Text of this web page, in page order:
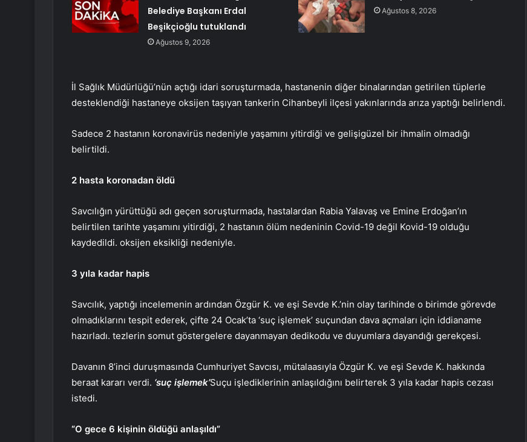
Belediye Başkanı Erdal
Beşikçioğlu tutuklandı
Ağustos 9, 2026
Ağustos 8, 2026
İl Sağlık Müdürlüğü’nün açtığı idari soruşturmada, hastanenin diğer binalarından getirilen tüplerle
desteklendiği hastaneye oksijen taşıyan tankerin Cihanbeyli ilçesi yakınlarında arıza yaptığı belirlendi.
Sadece 2 hastanın koronavirüs nedeniyle yaşamını yitirdiği ve gelişigüzel bir ihmalin olmadığı
belirtildi.
2 hasta koronadan öldü
Savcılığın yürüttüğü adı geçen soruşturmada, hastalardan Rabia Yalavaş ve Emine Erdoğan’ın
belirtilen tarihte yaşamını yitirdiği, 2 hastanın ölüm nedeninin Covid-19 değil Kovid-19 olduğu
kaydedildi. oksijen eksikliği nedeniyle.
3 yıla kadar hapis
Savcılık, yaptığı incelemenin ardından Özgür K. ve eşi Sevde K.’nin olay tarihinde o birimde görevde
olmadıklarını tespit ederek, çifte 24 Ocak’ta ‘suç işlemek’ suçundan dava açmaları için iddianame
hazırladı. tezlerin somut göstergelere dayanmayan dedikodu ve duyumlara dayandığı gerekçesi.
Davanın 8’inci duruşmasında Cumhuriyet Savcısı, mütalaasıyla Özgür K. ve eşi Sevde K. hakkında
beraat kararı verdi. ‘suç işlemek’Suçu işlediklerinin anlaşıldığını belirterek 3 yıla kadar hapis cezası
istedi.
“O gece 6 kişinin öldüğü anlaşıldı”